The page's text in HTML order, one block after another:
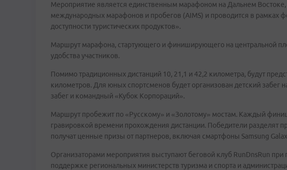
Мероприятие является единственным марафоном на Дальнем
международных марафонов и пробегов (AIMS) и проводится в рамках
доступности туристических продуктов».
Маршрут марафона, стартующего и финиширующего на центральной
удобства участников.
Помимо традиционных дистанций 10, 21,1 и 42,2 километра, будут
километров. Для юных спортсменов будет организован детский забег
забег и командный «Кубок Корпораций».
Маршрут пробежит по «Русскому» и «Золотому» мостам. Каждый
гравировкой времени прохождения дистанции. Победители разделят
получат ценные призы от партнеров, включая смартфоны Samsung
Организаторами мероприятия выступают беговой клуб RunDnsRun
поддержке региональных министерств туризма и спорта и